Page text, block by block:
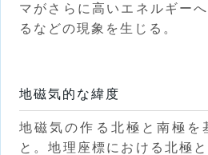
マがさらに高いエネルギー
るなどの現象を生じる。
地磁気的な緯度
地磁気の作る北極と南極を
と。地理座標における北極